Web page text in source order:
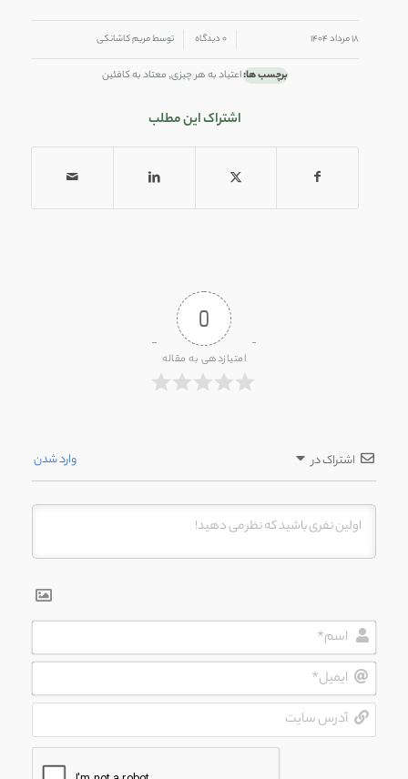
۱۸ مرداد ۱۴۰۴ ۰ دیدگاه توسطمریم کاشانکی
برچسب ها:اعتیاد به هر چیزی, معتاد به کافئین
اشتراک این مطلب
0
امتیازدهی به مقاله
اشتراک در وارد شدن
اسم*